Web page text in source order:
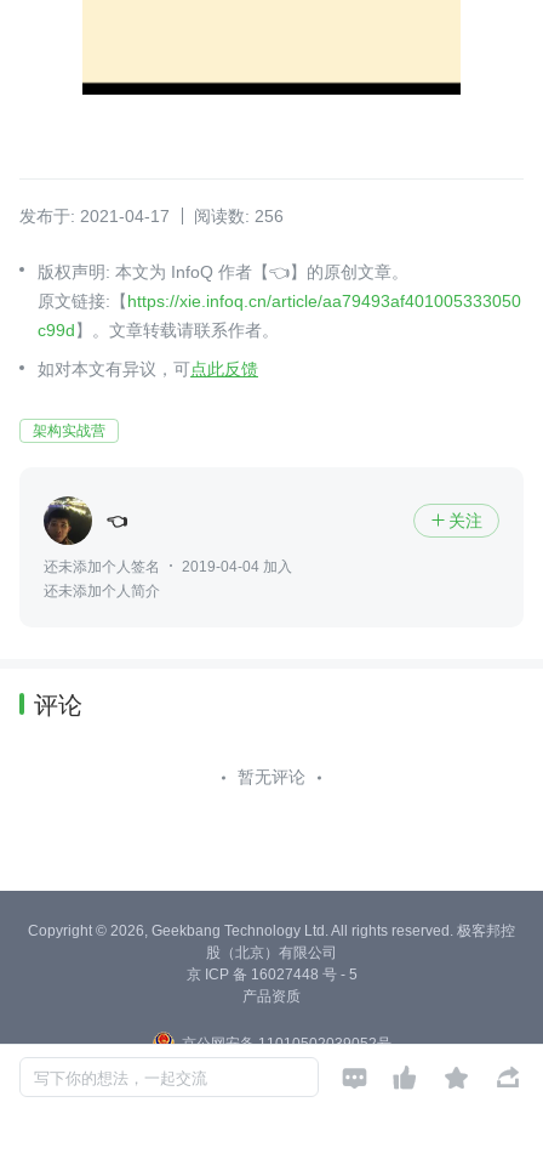
发布于: 2021-04-17 阅读数: 256
版权声明: 本文为 InfoQ 作者【👈】的原创文章。
原文链接:【https://xie.infoq.cn/article/aa79493af401005333050
c99d】。文章转载请联系作者。
如对本文有异议，可点此反馈
架构实战营
👈  关注
还未添加个人签名
2019-04-04 加入
还未添加个人简介
评论
暂无评论
写下你的想法，一起交流    
Copyright © 2026, Geekbang Technology Ltd. All rights reserved. 极客邦控
股（北京）有限公司
京 ICP 备 16027448 号 - 5
产品资质
京公网安备 11010502039052号